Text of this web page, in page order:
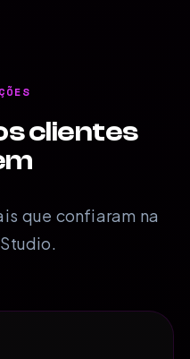
clientes
que confiaram na